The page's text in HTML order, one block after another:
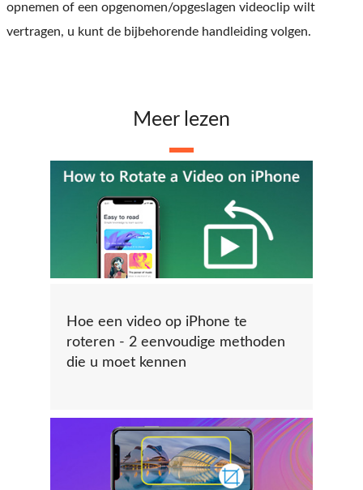
opnemen of een opgenomen/opgeslagen videoclip wilt
vertragen, u kunt de bijbehorende handleiding volgen.
Meer lezen
Hoe een video op iPhone te
roteren - 2 eenvoudige methoden
die u moet kennen